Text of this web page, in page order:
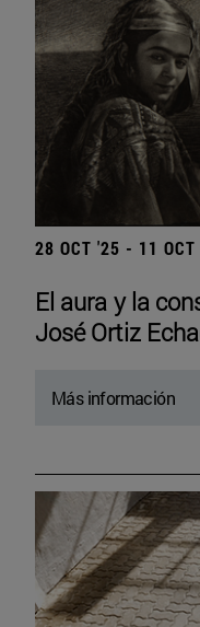
28 OCT '25 - 11
El aura y la
José Ortiz
Más información